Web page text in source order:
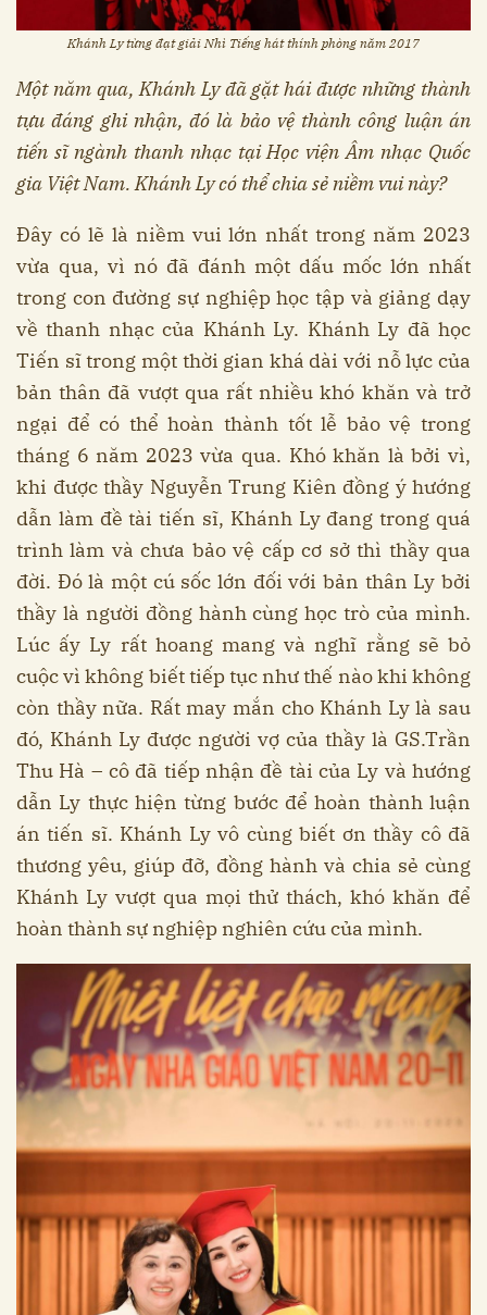
Khánh Ly từng đạt giải Nhì Tiếng hát thính phòng năm 2017
Một năm qua, Khánh Ly đã gặt hái được những thành
tựu đáng ghi nhận, đó là bảo vệ thành công luận án
tiến sĩ ngành thanh nhạc tại Học viện Âm nhạc Quốc
gia Việt Nam. Khánh Ly có thể chia sẻ niềm vui này?
Đây có lẽ là niềm vui lớn nhất trong năm 2023
vừa qua, vì nó đã đánh một dấu mốc lớn nhất
trong con đường sự nghiệp học tập và giảng dạy
về thanh nhạc của Khánh Ly. Khánh Ly đã học
Tiến sĩ trong một thời gian khá dài với nỗ lực của
bản thân đã vượt qua rất nhiều khó khăn và trở
ngại để có thể hoàn thành tốt lễ bảo vệ trong
tháng 6 năm 2023 vừa qua. Khó khăn là bởi vì,
khi được thầy Nguyễn Trung Kiên đồng ý hướng
dẫn làm đề tài tiến sĩ, Khánh Ly đang trong quá
trình làm và chưa bảo vệ cấp cơ sở thì thầy qua
đời. Đó là một cú sốc lớn đối với bản thân Ly bởi
thầy là người đồng hành cùng học trò của mình.
Lúc ấy Ly rất hoang mang và nghĩ rằng sẽ bỏ
cuộc vì không biết tiếp tục như thế nào khi không
còn thầy nữa. Rất may mắn cho Khánh Ly là sau
đó, Khánh Ly được người vợ của thầy là GS.Trần
Thu Hà – cô đã tiếp nhận đề tài của Ly và hướng
dẫn Ly thực hiện từng bước để hoàn thành luận
án tiến sĩ. Khánh Ly vô cùng biết ơn thầy cô đã
thương yêu, giúp đỡ, đồng hành và chia sẻ cùng
Khánh Ly vượt qua mọi thử thách, khó khăn để
hoàn thành sự nghiệp nghiên cứu của mình.